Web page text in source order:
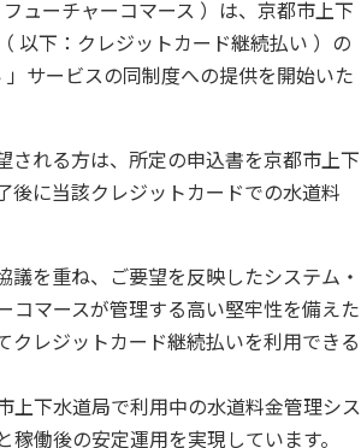
ューチャーコマース ）は、京都市上下
以下：クレジットカード継続払い ）の
サービスの同制度への提供を開始いた
れる方は、所定の申込書を京都市上下
後に当該クレジットカードでの水道料
を重ね、ご要望を反映したシステム・
マースが管理する高い堅牢性を備えた
レジットカード継続払いを利用できる
下水道局で利用中の水道料金管理シス
働後の安定運用を実現しています。